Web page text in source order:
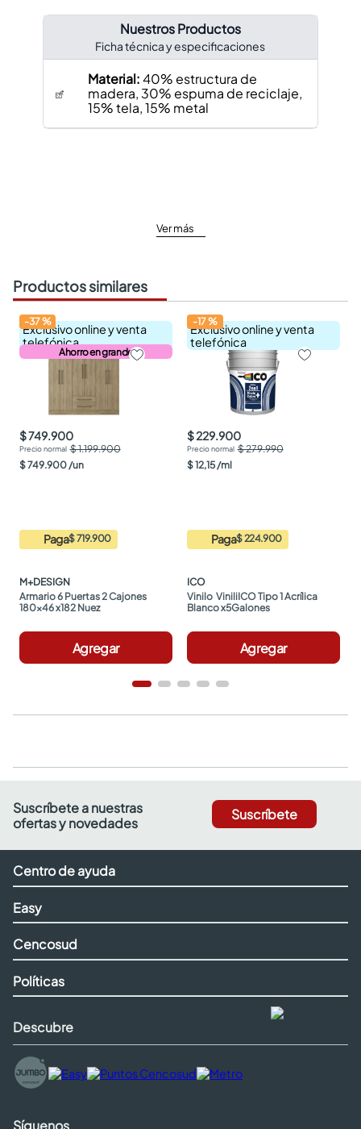
Nuestros Productos
Ficha técnica y especificaciones
Material:40% estructura de
madera, 30% espuma de reciclaje,
15% tela, 15% metal
Ver más
Productos similares
Exclusivo online y venta
telefónica
Ahorro en grande
-37%
$ 749.900
$ 1.199.900
$749.900/un
Paga$ 719.900
M+DESIGN
Armario 6 Puertas 2 Cajones
180x46 x182 Nuez
Agregar
Exclusivo online y venta
telefónica
-17%
$ 229.900
$ 279.990
$12,15/ml
Paga$ 224.900
ICO
Vinilo  ViniliICO Tipo 1 Acrílica
Blanco x5Galones
Agregar
Suscríbete a nuestras
ofertas y novedades
Suscríbete
Centro de ayuda
Easy
Cencosud
Políticas
Descubre
Síguenos